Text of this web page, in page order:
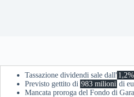
Tassazione dividendi sale dall'1,2%
Previsto gettito di 983 milioni di
Mancata proroga del Fondo di